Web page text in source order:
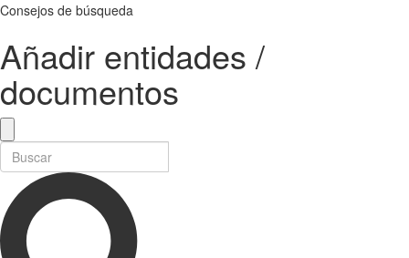
Consejos de búsqueda
Añadir entidades /
documentos